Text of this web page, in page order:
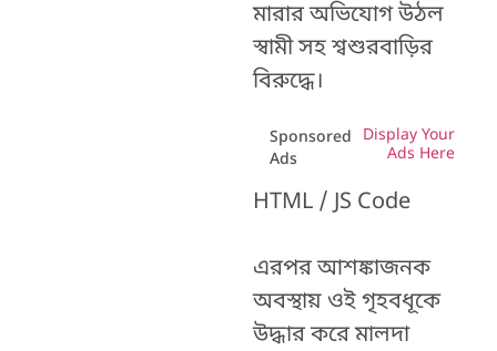
মারার অভিযোগ উঠল
স্বামী সহ শ্বশুরবাড়ির
বিরুদ্ধে।
Sponsored
Ads
Display Your
Ads Here
HTML / JS Code
এরপর আশঙ্কাজনক
অবস্থায় ওই গৃহবধূকে
উদ্ধার করে মালদা